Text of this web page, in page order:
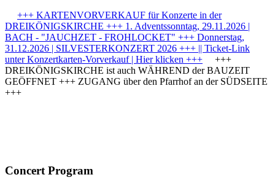
+++ KARTENVORVERKAUF für Konzerte in der
DREIKÖNIGSKIRCHE +++ 1. Adventssonntag, 29.11.2026 |
BACH - "JAUCHZET - FROHLOCKET" +++ Donnerstag,
31.12.2026 | SILVESTERKONZERT 2026 +++ || Ticket-Link
unter Konzertkarten-Vorverkauf | Hier klicken +++ +++
DREIKÖNIGSKIRCHE ist auch WÄHREND der BAUZEIT
GEÖFFNET +++ ZUGANG über den Pfarrhof an der SÜDSEITE
+++
Concert Program